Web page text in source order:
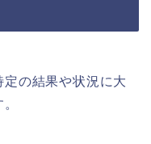
定の結果や状況に大